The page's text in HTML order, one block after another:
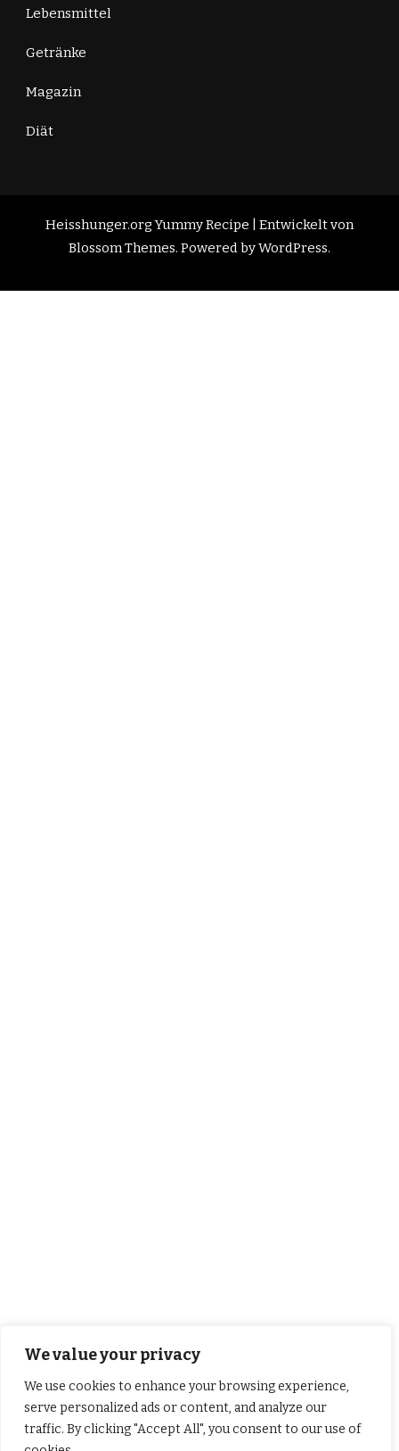
We value your privacy
We use cookies to enhance your browsing experience,
serve personalized ads or content, and analyze our
traffic. By clicking "Accept All", you consent to our use of
Lebensmittel
Getränke
Magazin
Diät
Heisshunger.orgYummy Recipe | Entwickelt von
Blossom Themes. Powered byWordPress.